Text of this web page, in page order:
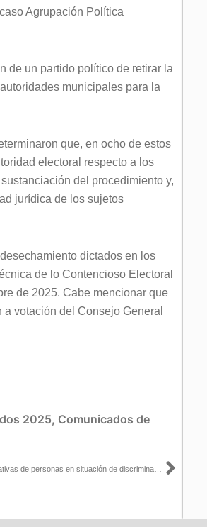
Agrupación Política
de un partido político de retirar la
municipales para la
que, en ocho de estos
electoral respecto a los
del procedimiento y,
jurídica de los sujetos
dictados en los
de lo Contencioso Electoral
de 2025. Cabe mencionar que
votación del Consejo General
2025, Comunicados de